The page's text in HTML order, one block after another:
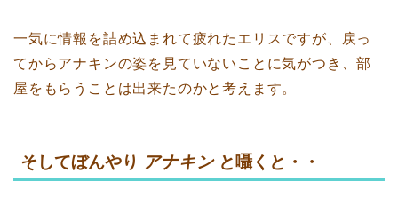
一気に情報を詰め込まれて疲れたエリスですが、戻っ
てからアナキンの姿を見ていないことに気がつき、部
屋をもらうことは出来たのかと考えます。
そしてぼんやり アナキン と囁くと・・